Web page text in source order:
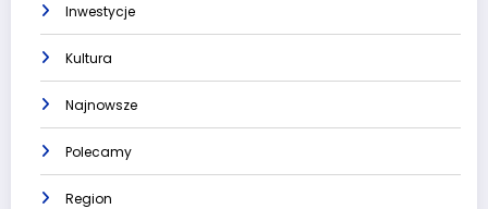
Inwestycje
Kultura
Najnowsze
Polecamy
Region